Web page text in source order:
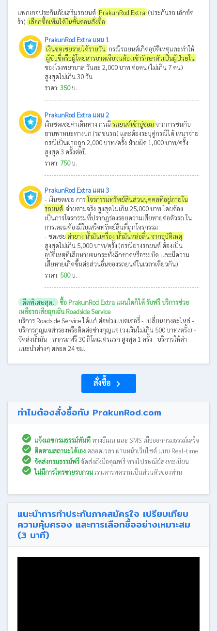
แพกเกจประกันภัยเสริมรถยนต์ PrakunRod Extra (ประกันรถ เอ็กซ์ต
ร้า) เลือกซื้อเพิ่มได้ในขั้นตอนสั่งซื้อ
PrakunRod Extra แผน 1
เงินชดเชยรายได้รายวัน กรณีรถยนต์เกิดอุบัติเหตุและทำให้
ผู้ขับขี่หรือผู้โดยสารบาดเจ็บจนต้องเข้ารักษาตัวเป็นผู้ป่วยใน
ของโรงพยาบาล วันละ 2,000 บาท ต่อคน (ไม่เกิน 7 คน)
สูงสุดไม่เกิน 30 วัน
ราคา: 350บ.
PrakunRod Extra แผน 2
เงินชดเชยค่าเดินทาง กรณี รถยนต์เข้าอู่ซ่อม จากการชนกับ
ยานพาหนะทางบก (รถชนรถ) และต้องระบุคู่กรณีได้ เหมาจ่าย
กรณีเป็นฝ่ายถูก 2,000 บาท/ครั้ง ฝ่ายผิด 1,000 บาท/ครั้ง
สูงสุด 3 ครั้งต่อปี
ราคา: 750บ.
PrakunRod Extra แผน 3
- เงินชดเชย การโจรกรรมทรัพย์สินส่วนบุคคลที่อยู่ภายใน
รถยนต์ จ่ายตามจริง สูงสุดไม่เกิน 25,000 บาท โดยต้อง
เป็นการโจรกรรมที่ปรากฎร่องรอยความเสียหายต่อตัวรถ ใน
การเคลมต้องมีใบเสร็จทรัพย์สินที่ถูกโจรกรรม
- ชดเชย ค่ายาง น้ำมันเครื่อง น้ำมันหล่อลื่น จากอุบัติเหตุ
สูงสุดไม่เกิน 5,000 บาท/ครั้ง (กรณียางรถยนต์ ต้องเป็น
อุบัติเหตุที่เสียหายจนกระทั่งฉีกขาดหรือระเบิด และมีความ
เสียหายเกิดขึ้นต่อส่วนอื่นของรถยนต์ในเวลาเดียวกัน)
ราคา: 500บ.
ดีลพิเศษสุด!
ซื้อ PrakunRod Extra แผนใดก็ได้ รับฟรี บริการช่วย
เหลือรถเสียฉุกเฉิน Roadside Service
บริการ Roadside Service ได้แก่ ต่อพ่วงแบตเตอรี่ - เปลี่ยนยางอะไหล่ -
บริการกุญแจสำรองหรือติดต่อช่างกุญแจ (วงเงินไม่เกิน 500 บาท/ครั้ง) -
จัดส่งน้ำมัน - ลากรถฟรี 30 กิโลเมตรแรก สูงสุด 1 ครั้ง - บริการให้คำ
แนะนำต่างๆ ตลอด 24 ชม.
สั่งซื้อ navigate_next
ทำไมต้องสั่งซื้อกับ PrakunRod.com
แจ้งเลขกรมธรรม์ทันทีทางอีเมล และ SMS เมื่อออกกรมธรรม์เสร็จ
ติดตามสถานะได้เอง ตลอดเวลา ผ่านหน้าเว็บไซต์ แบบ Real-time
จัดส่งกรมธรรม์ฟรีจัดส่งถึงมือคุณฟรี ทางไปรษณีย์ลงทะเบียน
ไม่มีการโทรขายรบกวน เราเคารพความเป็นส่วนตัวของท่าน
แนะนำการทำประกันภาคสมัครใจ เปรียบเทียบ
ความคุ้มครอง และการเลือกซื้ออย่างเหมาะสม
(3 นาที)